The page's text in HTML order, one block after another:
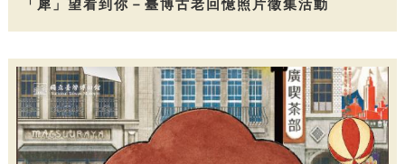
「犀」望看到你－臺博古老回憶照片徵集活動